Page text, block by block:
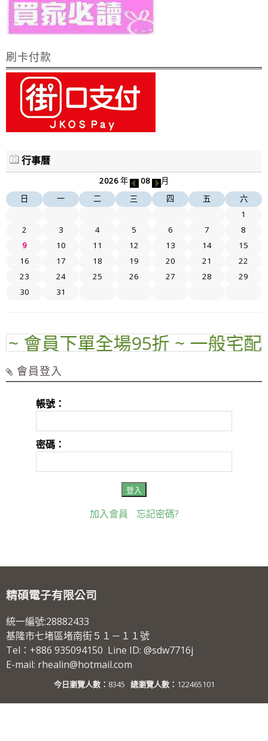
刷卡付款
行事曆
2026年 08
月
日
一 二 三 四 五
六
1
2
3 4 5 6 7
8
9
10 11 12 13 14
15
16
17 18 19 20 21
22
23
24 25 26 27 28
29
30
31
會員下單全場95折 ~ 一般宅配
會員登入
帳號：
密碼：
加入會員 忘記密碼?
精碩電子有限公司
統一編號:28882433
基隆市七堵區堵南街５１－１１號
Tel：+886 935094150 Line ID: @sdw7716j
E-mail: rhealin@hotmail.com
今日瀏覽人數： 8345 總瀏覽人數： 122465101